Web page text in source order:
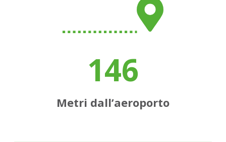
146
Metri dall’aeroporto